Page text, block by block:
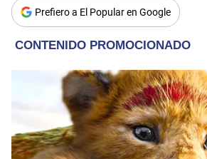
Prefiero a El Popular en Google